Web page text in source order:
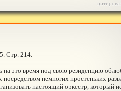
Стр. 214.
на это время под свою резиденцию
немногих простеньких
настоящий оркестр, который